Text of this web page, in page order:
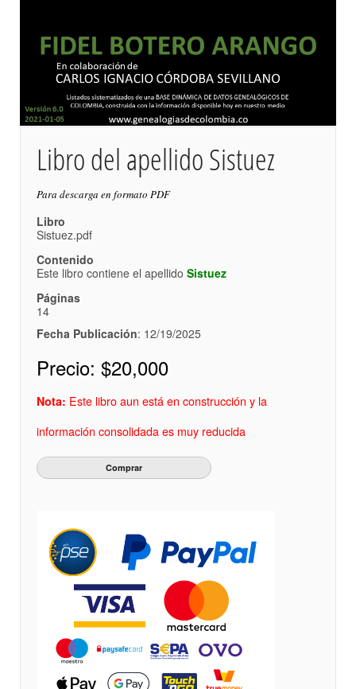
Libro del apellido Sistuez
Para descarga en formato PDF
Libro
Sistuez.pdf
Contenido
Este libro contiene el apellido Sistuez
Páginas
14
Fecha Publicación: 12/19/2025
Precio: $20,000
Nota: Este libro aun está en construcción y la
información consolidada es muy reducida